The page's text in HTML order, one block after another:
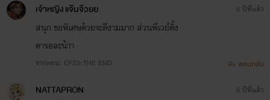
เจ้าหญิง แจ๊นจ๊วยย
สนุก ขอพิเศษด้วยจะดีงามมาก ส่วนพี่เวย์ตั้ง
ตารอละน้าา
จากตอน: EP23::THE END
6 ปีที่แล้ว
ตอบกลับ
NATTAPRON 6 ปีที่แล้ว